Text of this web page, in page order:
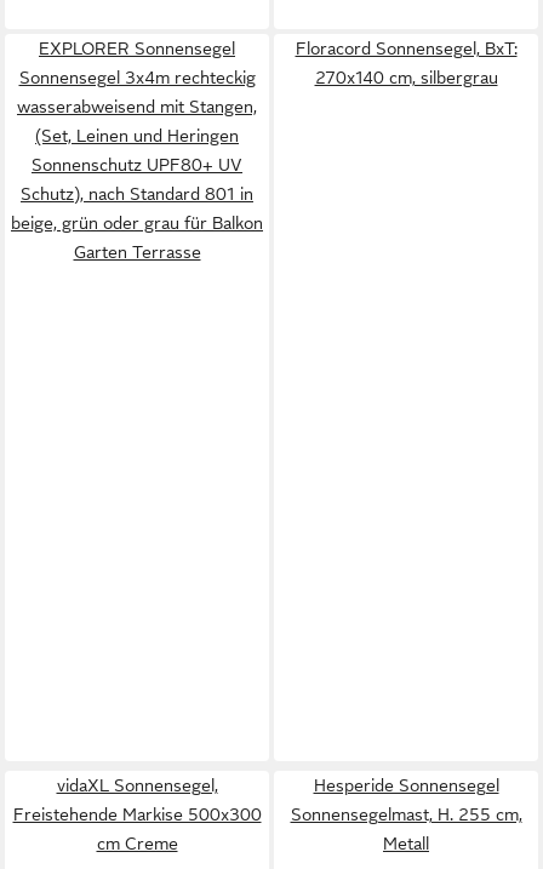
EXPLORER Sonnensegel
Sonnensegel 3x4m rechteckig
wasserabweisend mit Stangen,
(Set, Leinen und Heringen
Sonnenschutz UPF80+ UV
Schutz), nach Standard 801 in
beige, grün oder grau für Balkon
Garten Terrasse
Floracord Sonnensegel, BxT:
270x140 cm, silbergrau
vidaXL Sonnensegel,
Freistehende Markise 500x300
cm Creme
Hesperide Sonnensegel
Sonnensegelmast, H. 255 cm,
Metall